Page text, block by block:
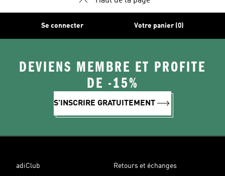
Se connecter Votre panier (0)
DEVIENS MEMBRE ET PROFITE
DE -15%
S'INSCRIRE GRATUITEMENT
adiClub Retours et échanges